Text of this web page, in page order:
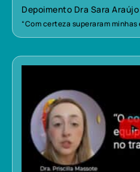
Depoimento Dra Sara
“Com certeza superaram